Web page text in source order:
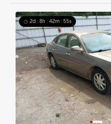
2d : 8h : 42m : 54s